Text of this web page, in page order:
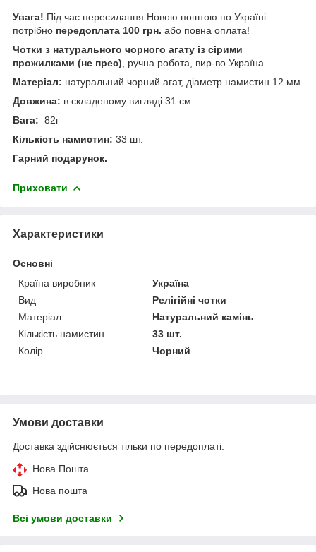
Увага! Під час пересилання Новою поштою по Україні
потрібно передоплата 100 грн. або повна оплата!
Чотки з натурального чорного агату із сірими
прожилками (не прес) , ручна робота, вир-во Україна
Матеріал: натуральний чорний агат, діаметр намистин 12 мм
Довжина: в складеному вигляді 31 см
Вага: 82г
Кількість намистин: 33 шт.
Гарний подарунок.
Приховати
Характеристики
Основні
Країна виробник
Україна
Вид
Релігійні чотки
Матеріал
Натуральний камінь
Кількість намистин
33 шт.
Колір
Чорний
Умови доставки
Доставка здійснюється тільки по передоплаті.
Нова Пошта
Нова пошта
Всі умови доставки